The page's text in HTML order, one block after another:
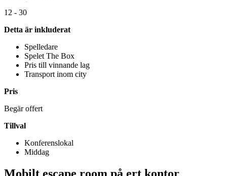
12 - 30
Detta är inkluderat
Spelledare
Spelet The Box
Pris till vinnande lag
Transport inom city
Pris
Begär offert
Tillval
Konferenslokal
Middag
Mobilt escape room på ert kontor